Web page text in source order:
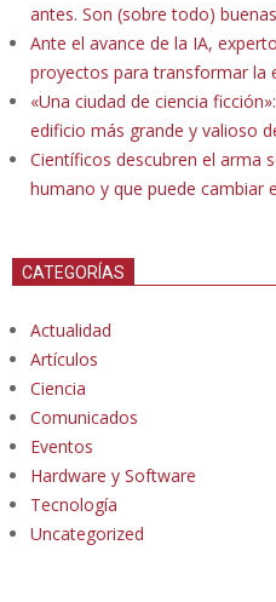
antes. Son (sobre todo)
Ante el avance de la IA,
proyectos para transformar la
«Una ciudad de ciencia
edificio más grande y valioso
Científicos descubren el arma
humano y que puede cambiar
CATEGORÍAS
Actualidad
Artículos
Ciencia
Comunicados
Eventos
Hardware y Software
Tecnología
Uncategorized